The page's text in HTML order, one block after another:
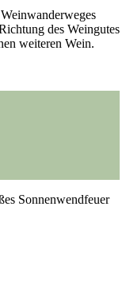
des Weingutes
weiteren Wein.
Sonnenwendfeuer